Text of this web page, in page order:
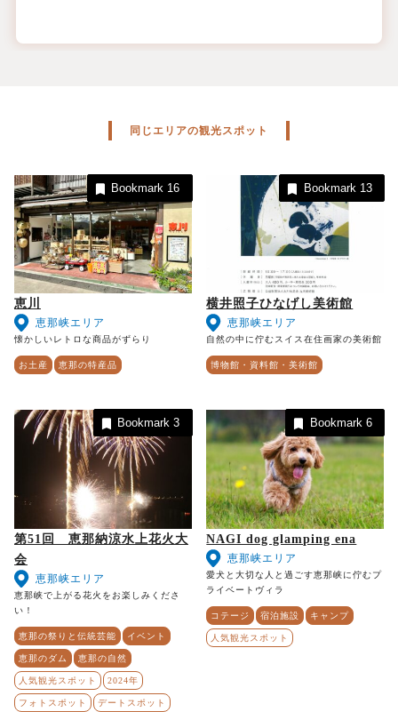
同じエリアの観光スポット
恵川
恵那峡エリア
懐かしいレトロな商品がずらり
お土産 恵那の特産品
Bookmark 16
横井照子ひなげし美術館
恵那峡エリア
自然の中に佇むスイス在住画家の美術館
博物館・資料館・美術館
Bookmark 13
第51回 恵那納涼水上花火大
会
恵那峡エリア
恵那峡で上がる花火をお楽しみくださ
い！
恵那の祭りと伝統芸能 イベント
恵那のダム 恵那の自然
人気観光スポット 2024年
フォトスポット デートスポット
Bookmark3
NAGI dog glamping ena
恵那峡エリア
愛犬と大切な人と過ごす恵那峡に佇むプ
ライベートヴィラ
コテージ 宿泊施設 キャンプ
人気観光スポット
Bookmark 6